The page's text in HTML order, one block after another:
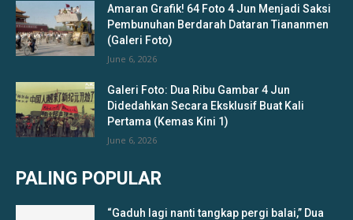
Amaran Grafik! 64 Foto 4 Jun Menjadi Saksi
Pembunuhan Berdarah Dataran Tiananmen
(Galeri Foto)
June 6, 2026
Galeri Foto: Dua Ribu Gambar 4 Jun
Didedahkan Secara Eksklusif Buat Kali
Pertama (Kemas Kini 1)
June 6, 2026
PALING POPULAR
“Gaduh lagi nanti tangkap pergi balai,” Dua